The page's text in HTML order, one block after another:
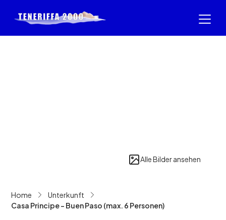
Alle Bilder ansehen
Home
Unterkunft
Casa Principe - Buen Paso (max. 6 Personen)